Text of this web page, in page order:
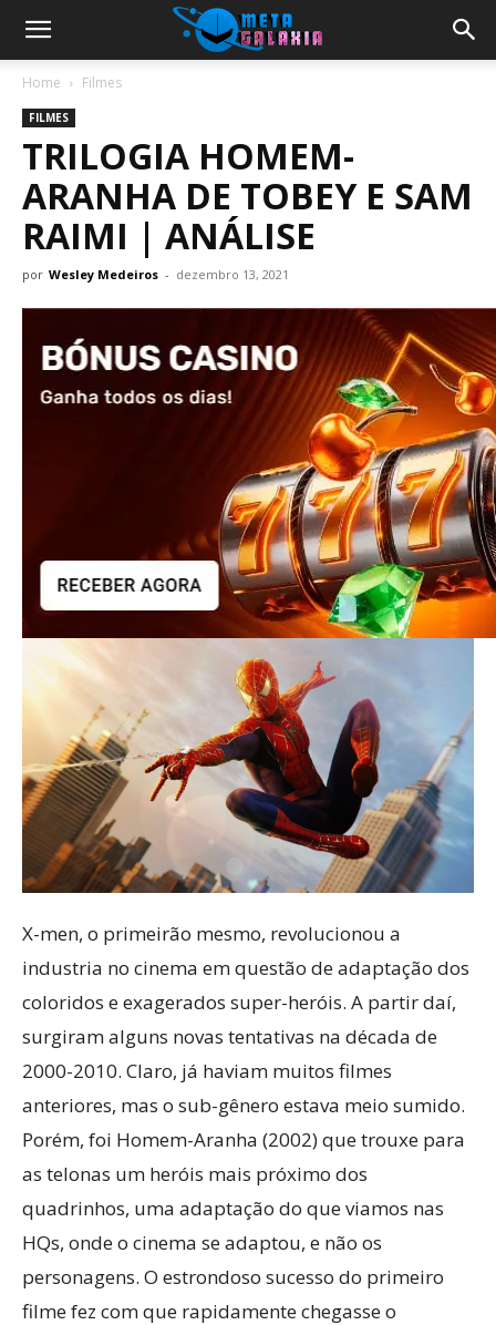
Home Filmes
FILMES
TRILOGIA HOMEM-
ARANHA DE TOBEY E SAM
RAIMI | ANÁLISE
por Wesley Medeiros - dezembro 13, 2021
X-men, o primeirão mesmo, revolucionou a
industria no cinema em questão de adaptação dos
coloridos e exagerados super-heróis. A partir daí,
surgiram alguns novas tentativas na década de
2000-2010. Claro, já haviam muitos filmes
anteriores, mas o sub-gênero estava meio sumido.
Porém, foi Homem-Aranha (2002) que trouxe para
as telonas um heróis mais próximo dos
quadrinhos, uma adaptação do que viamos nas
HQs, onde o cinema se adaptou, e não os
personagens. O estrondoso sucesso do primeiro
filme fez com que rapidamente chegasse o